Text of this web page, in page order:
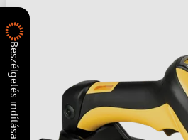
Beszélgetés indítása